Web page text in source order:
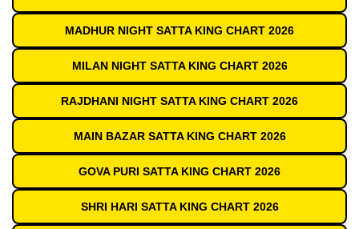
MADHUR NIGHT SATTA KING CHART 2026
MILAN NIGHT SATTA KING CHART 2026
RAJDHANI NIGHT SATTA KING CHART 2026
MAIN BAZAR SATTA KING CHART 2026
GOVA PURI SATTA KING CHART 2026
SHRI HARI SATTA KING CHART 2026